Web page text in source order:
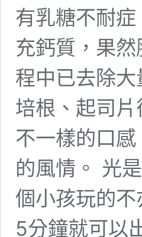
有乳糖不耐
充鈣質，果
程中已去除
培根、起司
不一樣的口
的風情。 光
個小孩玩的
5分鐘就可以